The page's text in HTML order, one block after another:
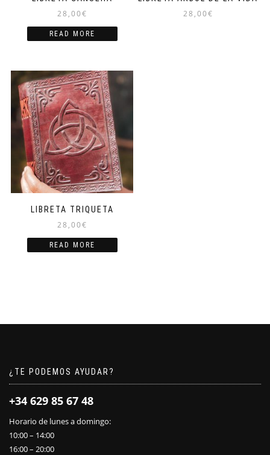
28,00€
READ MORE
28,00€
LIBRETA TRIQUETA
28,00€
READ MORE
¿TE PODEMOS AYUDAR?
+34 629 85 67 48
Horario de lunes a domingo:
10:00 – 14:00
16:00 – 20:00